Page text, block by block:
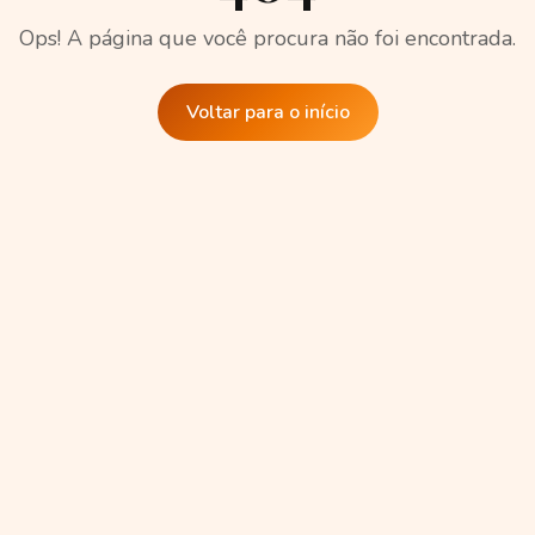
Ops! A página que você procura não foi encontrada.
Voltar para o início